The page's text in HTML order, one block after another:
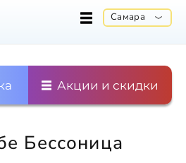
Самара
Акции и скидки
Бессоница